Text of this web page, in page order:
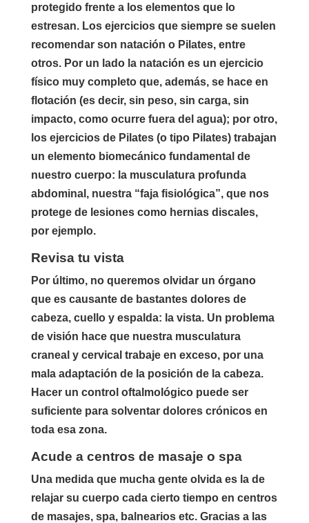
protegido frente a los elementos que lo
estresan. Los ejercicios que siempre se suelen
recomendar son natación o Pilates, entre
otros. Por un lado la natación es un ejercicio
físico muy completo que, además, se hace en
flotación (es decir, sin peso, sin carga, sin
impacto, como ocurre fuera del agua); por otro,
los ejercicios de Pilates (o tipo Pilates) trabajan
un elemento biomecánico fundamental de
nuestro cuerpo: la musculatura profunda
abdominal, nuestra “faja fisiológica”, que nos
protege de lesiones como hernias discales,
por ejemplo.
Revisa tu vista
Por último, no queremos olvidar un órgano
que es causante de bastantes dolores de
cabeza, cuello y espalda: la vista. Un problema
de visión hace que nuestra musculatura
craneal y cervical trabaje en exceso, por una
mala adaptación de la posición de la cabeza.
Hacer un control oftalmológico puede ser
suficiente para solventar dolores crónicos en
toda esa zona.
Acude a centros de masaje o spa
Una medida que mucha gente olvida es la de
relajar su cuerpo cada cierto tiempo en centros
de masajes, spa, balnearios etc. Gracias a las